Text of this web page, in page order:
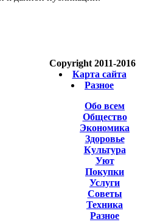
Copyright 2011-2016
Карта сайта
Разное
Обо всем
Общество
Экономика
Здоровье
Культура
Уют
Покупки
Услуги
Советы
Техника
Разное